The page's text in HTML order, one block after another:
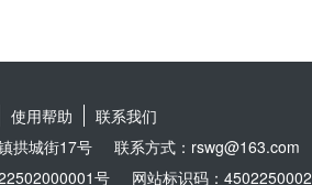
使用帮助
联系我们
拱城街17号
联系方式：rswg@163.com
号 网站标识码：4502250002